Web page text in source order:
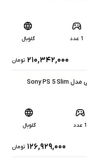
1 عدد گلوبال
۲۱۰,۳۴۲,۰۰۰ تومان
کنسول بازی استوک سونی مدل Sony PS 5 Slim
1 عدد گلوبال
۱۲۶,۹۲۹,۰۰۰ تومان